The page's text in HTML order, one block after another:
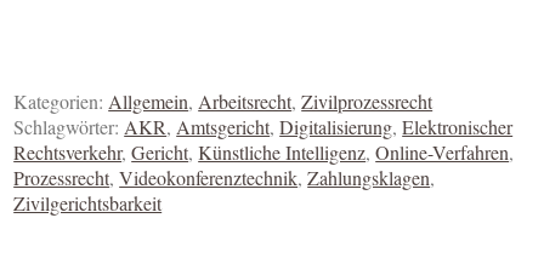
Kategorien:Allgemein,Arbeitsrecht,Zivilprozessrecht
Schlagwörter:AKR,Amtsgericht,Digitalisierung,Elektronischer
Rechtsverkehr,Gericht,Künstliche Intelligenz,Online-Verfahren,
Prozessrecht,Videokonferenztechnik,Zahlungsklagen,
Zivilgerichtsbarkeit